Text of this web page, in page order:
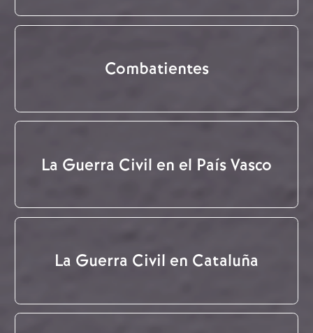
Combatientes
La Guerra Civil en el País Vasco
La Guerra Civil en Cataluña